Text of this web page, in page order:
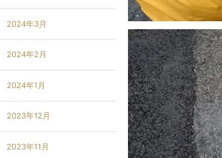
2024年3月
2024年2月
2024年1月
2023年12月
2023年11月